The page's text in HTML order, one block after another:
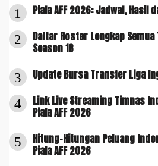
1 Piala AFF 2026: Jadwal, Hasil
2
Daftar Roster Lengkap
Season 18
3 Update Bursa Transfer Liga
4
Link Live Streaming Timnas
Piala AFF 2026
5
Hitung-Hitungan Peluang
Piala AFF 2026